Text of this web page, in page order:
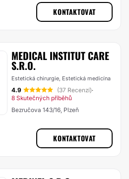
KONTAKTOVAT
MEDICAL INSTITUT CARE
S.R.O.
Estetická chirurgie, Estetická medicína
4.9 (37 Recenzí)·
8 Skutečných příběhů
Bezručova 143/16, Plzeň
KONTAKTOVAT